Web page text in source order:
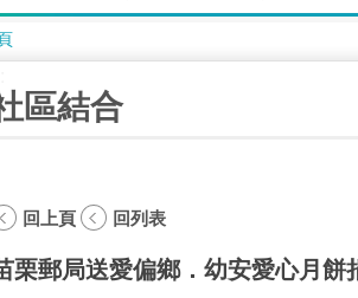
區結合
回上頁 回列表
栗郵局送愛偏鄉．幼安愛心月餅